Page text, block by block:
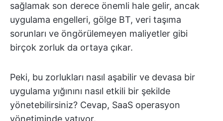
sağlamak son derece önemli hale gelir, ancak
uygulama engelleri, gölge BT, veri taşıma
sorunları ve öngörülemeyen maliyetler gibi
birçok zorluk da ortaya çıkar.
Peki, bu zorlukları nasıl aşabilir ve devasa bir
uygulama yığınını nasıl etkili bir şekilde
yönetebilirsiniz? Cevap, SaaS operasyon
yönetiminde yatıyor.